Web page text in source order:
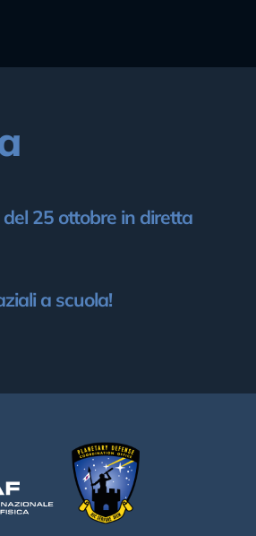
del 25 ottobre in diretta
a scuola!